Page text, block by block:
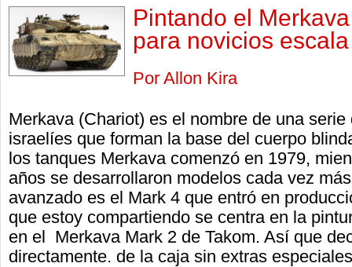
Pintando el
para novicios
Por Allon Kira
Merkava (Chariot) es el nombre de una
israelíes que forman la base del cuerpo
los tanques Merkava comenzó en 1979,
años se desarrollaron modelos cada vez
avanzado es el Mark 4 que entró en
que estoy compartiendo se centra en la
en el Merkava Mark 2 de Takom. Así que
directamente. de la caja sin extras